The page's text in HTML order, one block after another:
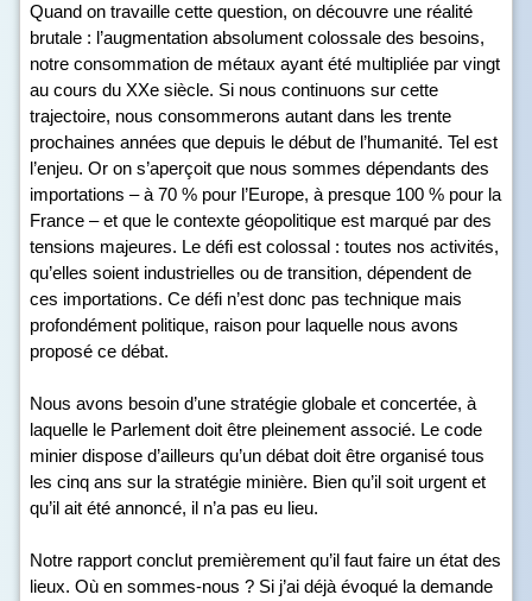
Quand on travaille cette question, on découvre une réalité
brutale : l’augmentation absolument colossale des besoins,
notre consommation de métaux ayant été multipliée par vingt
au cours du XXe siècle. Si nous continuons sur cette
trajectoire, nous consommerons autant dans les trente
prochaines années que depuis le début de l’humanité. Tel est
l’enjeu. Or on s’aperçoit que nous sommes dépendants des
importations – à 70 % pour l’Europe, à presque 100 % pour la
France – et que le contexte géopolitique est marqué par des
tensions majeures. Le défi est colossal : toutes nos activités,
qu’elles soient industrielles ou de transition, dépendent de
ces importations. Ce défi n’est donc pas technique mais
profondément politique, raison pour laquelle nous avons
proposé ce débat.
Nous avons besoin d’une stratégie globale et concertée, à
laquelle le Parlement doit être pleinement associé. Le code
minier dispose d’ailleurs qu’un débat doit être organisé tous
les cinq ans sur la stratégie minière. Bien qu’il soit urgent et
qu’il ait été annoncé, il n’a pas eu lieu.
Notre rapport conclut premièrement qu’il faut faire un état des
lieux. Où en sommes-nous ? Si j’ai déjà évoqué la demande